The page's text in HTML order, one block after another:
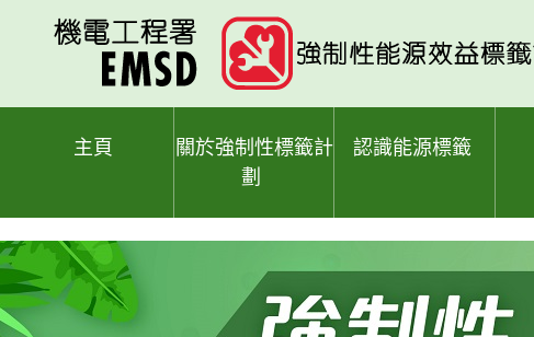
主頁
關於強制性標籤計
劃
認識能源標籤